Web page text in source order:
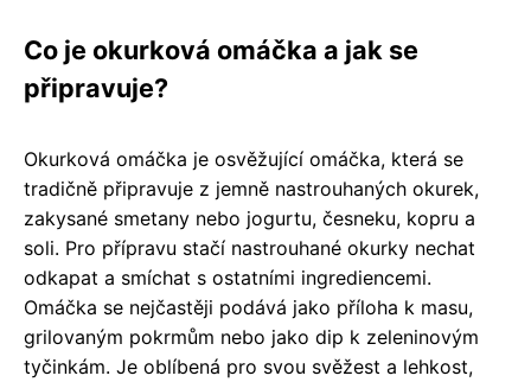
Co je okurková omáčka a jak se
připravuje?
Okurková omáčka je osvěžující omáčka, která se
tradičně připravuje z jemně nastrouhaných okurek,
zakysané smetany nebo jogurtu, česneku, kopru a
soli. Pro přípravu stačí nastrouhané okurky nechat
odkapat a smíchat s ostatními ingrediencemi.
Omáčka se nejčastěji podává jako příloha k masu,
grilovaným pokrmům nebo jako dip k zeleninovým
tyčinkám. Je oblíbená pro svou svěžest a lehkost,